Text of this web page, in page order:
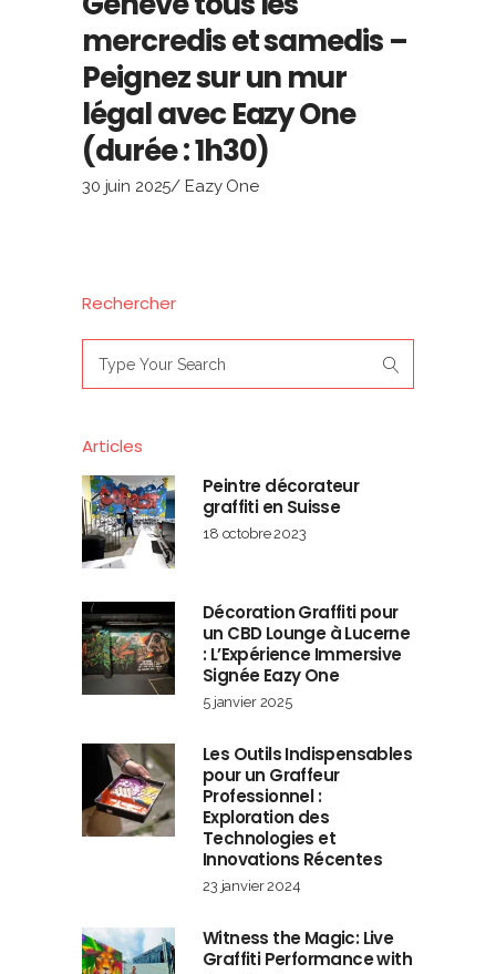
mercredis et samedis –
Peignez sur un mur
légal avec Eazy One
(durée : 1h30)
30 juin 2025 Eazy One
Rechercher
for:
Articles
Peintre décorateur
graffiti en Suisse
18 octobre 2023
Décoration Graffiti pour
un CBD Lounge à Lucerne
: L’Expérience Immersive
Signée Eazy One
5 janvier 2025
Les Outils Indispensables
pour un Graffeur
Professionnel :
Exploration des
Technologies et
Innovations Récentes
23 janvier 2024
Witness the Magic: Live
Graffiti Performance with